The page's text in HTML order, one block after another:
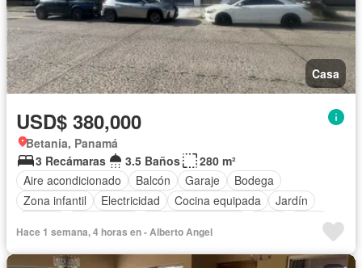
Casa
USD$ 380,000
Betania, Panamá
3 Recámaras
3.5 Baños
280 m²
Aire acondicionado
Balcón Garaje
Bodega
Zona infantil
Electricidad Cocina equipada
Jardín
Hace 1 semana, 4 horas en - Alberto Angel